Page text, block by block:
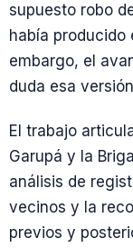
supuesto robo
había producido
embargo, el
duda esa
El trabajo
Garupá y la
análisis de
vecinos y la
previos y